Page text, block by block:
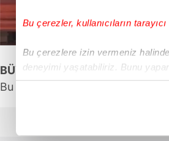
Bu çerezler, kullanıcıların
Bu çerezlere izin vermeniz
deneyimi yaşatabiliriz. Bunu
içerikleri sunabilmek adına
BÜYÜK JEST
Bu durum parti içerisinde büyük